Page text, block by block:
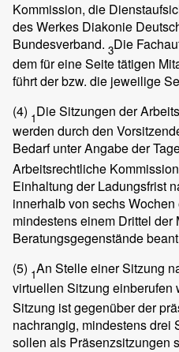
Kommission, die
des Werkes Diakonie
Bundesverband. 3Die
dem für eine Seite tätigen
führt der bzw. die jeweilige
(4) 1Die Sitzungen der
werden durch den
Bedarf unter Angabe der
Arbeitsrechtliche
Einhaltung der Ladungsfrist
innerhalb von sechs
mindestens einem Drittel
Beratungsgegenstände
(5) 1An Stelle einer Sitzung
virtuellen Sitzung einberufen
Sitzung ist gegenüber der
nachrangig, mindestens drei
sollen als Präsenzsitzungen